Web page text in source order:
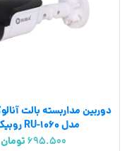
اطلاعات بیشتر
مدل RU-1060 روبیکس
695.500تومان